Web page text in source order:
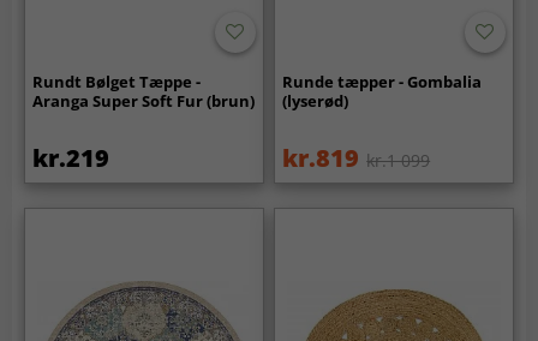
Rundt Bølget Tæppe -
Aranga Super Soft Fur (brun)
kr.219
Runde tæpper - Gombalia
(lyserød)
kr.819 kr.1 099